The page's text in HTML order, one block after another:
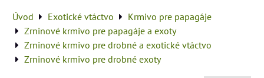
Úvod Exotické vtáctvo
Krmivo pre papagáje
Zrninové krmivo pre papagáje a exoty
Zrninové krmivo pre drobné a exotické vtáctvo
Zrninové krmivo pre drobné exoty